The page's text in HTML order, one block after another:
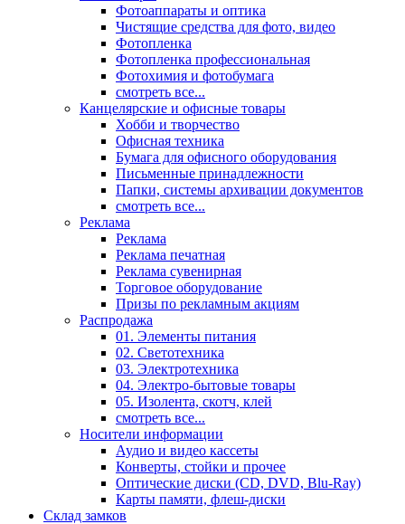
Фотоаппараты и оптика
Чистящие средства для фото, видео
Фотопленка
Фотопленка профессиональная
Фотохимия и фотобумага
смотреть все...
Канцелярские и офисные товары
Хобби и творчество
Офисная техника
Бумага для офисного оборудования
Письменные принадлежности
Папки, системы архивации документов
смотреть все...
Реклама
Реклама
Реклама печатная
Реклама сувенирная
Торговое оборудование
Призы по рекламным акциям
Распродажа
01. Элементы питания
02. Светотехника
03. Электротехника
04. Электро-бытовые товары
05. Изолента, скотч, клей
смотреть все...
Носители информации
Аудио и видео кассеты
Конверты, стойки и прочее
Оптические диски (CD, DVD, Blu-Ray)
Карты памяти, флеш-диски
Склад замков